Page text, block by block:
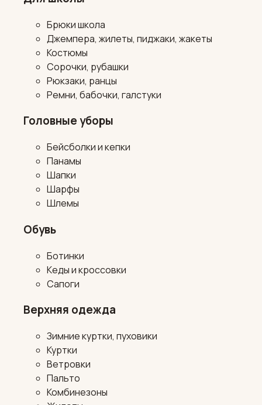
Брюки школа
Джемпера, жилеты, пиджаки, жакеты
Костюмы
Сорочки, рубашки
Рюкзаки, ранцы
Ремни, бабочки, галстуки
Головные уборы
Бейсболки и кепки
Панамы
Шапки
Шарфы
Шлемы
Обувь
Ботинки
Кеды и кроссовки
Сапоги
Верхняя одежда
Зимние куртки, пуховики
Куртки
Ветровки
Пальто
Комбинезоны